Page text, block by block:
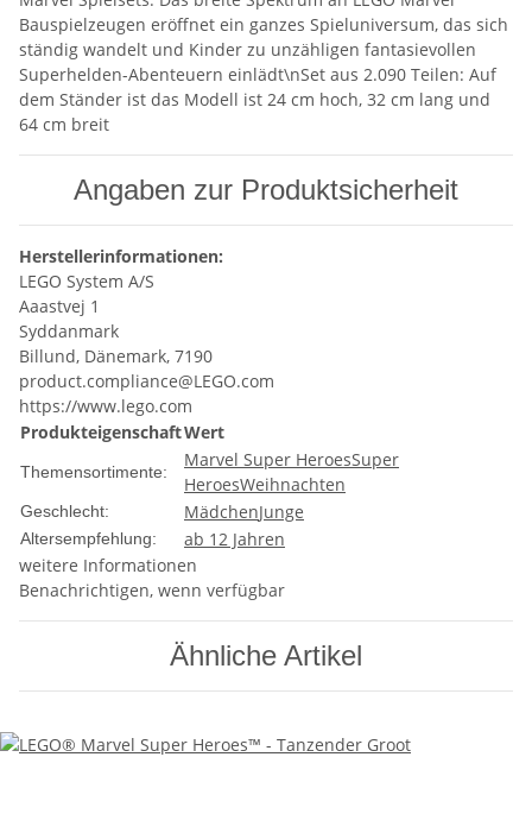
Bauspielzeugen eröffnet ein ganzes Spieluniversum, das sich
ständig wandelt und Kinder zu unzähligen fantasievollen
Superhelden-Abenteuern einlädt\nSet aus 2.090 Teilen: Auf
dem Ständer ist das Modell ist 24 cm hoch, 32 cm lang und
64 cm breit
Angaben zur Produktsicherheit
Herstellerinformationen:
LEGO System A/S
Aaastvej 1
Syddanmark
Billund, Dänemark, 7190
product.compliance@LEGO.com
https://www.lego.com
ProdukteigenschaftWert
Themensortimente:
Marvel Super HeroesSuper
HeroesWeihnachten
Geschlecht: MädchenJunge
Altersempfehlung:
ab 12 Jahren
weitere Informationen
Benachrichtigen, wenn verfügbar
Ähnliche Artikel